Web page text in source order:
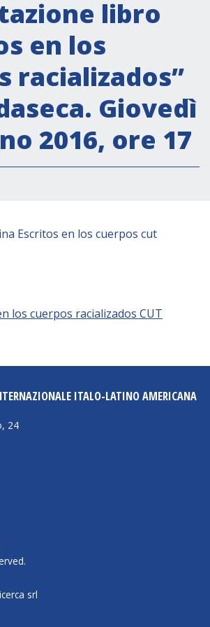
economica
scientifica
America Latina e Caraibi
dell’uguaglianza di
socio- economico
libro
en los
racializados”
Giovedì
2016, ore 17
ITALO-LATINO AMERICANA
24
srl